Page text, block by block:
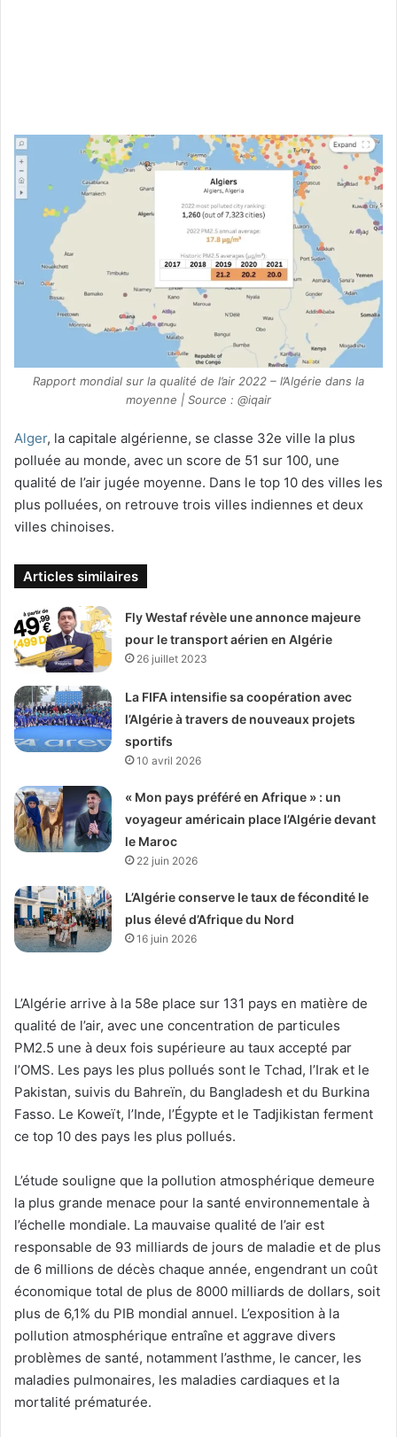
Rapport mondial sur la qualité de l’air 2022 – l’Algérie dans la
moyenne | Source : @iqair
Alger, la capitale algérienne, se classe 32e ville la plus
polluée au monde, avec un score de 51 sur 100, une
qualité de l’air jugée moyenne. Dans le top 10 des villes les
plus polluées, on retrouve trois villes indiennes et deux
villes chinoises.
Articles similaires
Fly Westaf révèle une annonce majeure
pour le transport aérien en Algérie
26 juillet 2023
La FIFA intensifie sa coopération avec
l’Algérie à travers de nouveaux projets
sportifs
10 avril 2026
« Mon pays préféré en Afrique » : un
voyageur américain place l’Algérie devant
le Maroc
22 juin 2026
L’Algérie conserve le taux de fécondité le
plus élevé d’Afrique du Nord
16 juin 2026
L’Algérie arrive à la 58e place sur 131 pays en matière de
qualité de l’air, avec une concentration de particules
PM2.5 une à deux fois supérieure au taux accepté par
l’OMS. Les pays les plus pollués sont le Tchad, l’Irak et le
Pakistan, suivis du Bahreïn, du Bangladesh et du Burkina
Fasso. Le Koweït, l’Inde, l’Égypte et le Tadjikistan ferment
ce top 10 des pays les plus pollués.
L’étude souligne que la pollution atmosphérique demeure
la plus grande menace pour la santé environnementale à
l’échelle mondiale. La mauvaise qualité de l’air est
responsable de 93 milliards de jours de maladie et de plus
de 6 millions de décès chaque année, engendrant un coût
économique total de plus de 8000 milliards de dollars, soit
plus de 6,1% du PIB mondial annuel. L’exposition à la
pollution atmosphérique entraîne et aggrave divers
problèmes de santé, notamment l’asthme, le cancer, les
maladies pulmonaires, les maladies cardiaques et la
mortalité prématurée.